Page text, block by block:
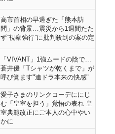
高市首相の早過ぎた「熊本訪
問」の背景…震災から1週間たた
ず“視察強行”に批判殺到の案の定
「VIVANT」1強ムードの陰で…
蒼井優「Tシャツが乾くまで」が
呼び覚ます"連ドラ本来の快感"
愛子さまのリンクコーデににじ
む「皇室を担う」覚悟の表れ 皇
室典範改正にご本人の心中やい
かに